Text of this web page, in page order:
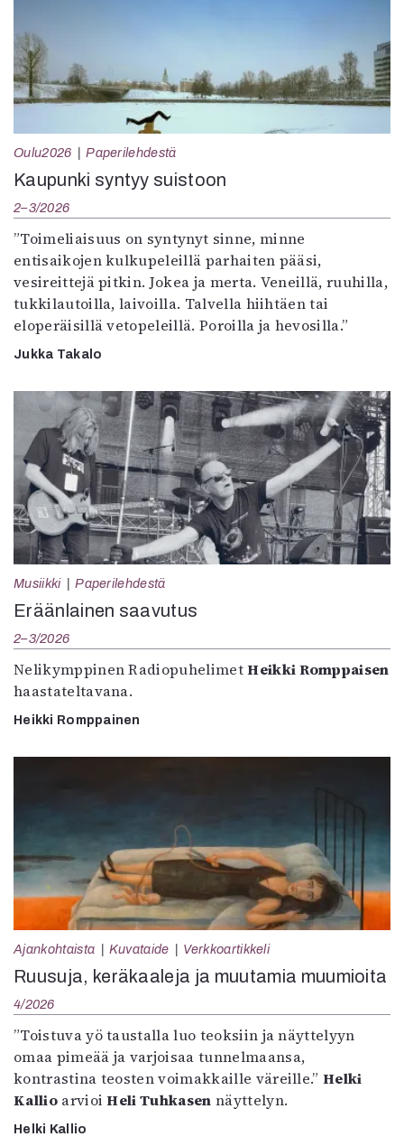
Oulu2026 Paperilehdestä
Kaupunki syntyy suistoon
2–3/2026
”Toimeliaisuus on syntynyt sinne, minne
entisaikojen kulkupeleillä parhaiten pääsi,
vesireittejä pitkin. Jokea ja merta. Veneillä, ruuhilla,
tukkilautoilla, laivoilla. Talvella hiihtäen tai
eloperäisillä vetopeleillä. Poroilla ja hevosilla.”
Jukka Takalo
Musiikki Paperilehdestä
Eräänlainen saavutus
2–3/2026
Nelikymppinen RadiopuhelimetHeikki Romppaisen
haastateltavana.
Heikki Romppainen
Ajankohtaista Kuvataide Verkkoartikkeli
Ruusuja, keräkaaleja ja muutamia muumioita
4/2026
”Toistuva yö taustalla luo teoksiin ja näyttelyyn
omaa pimeää ja varjoisaa tunnelmaansa,
kontrastina teosten voimakkaille väreille.”Helki
KallioarvioiHeli Tuhkasen näyttelyn.
Helki Kallio